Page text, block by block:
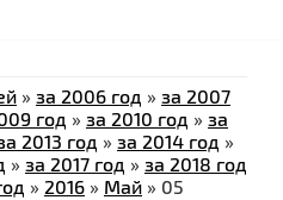
» за 2006 год » за 2007
год » за 2010 год » за
2013 год » за 2014 год »
» за 2017 год » за 2018 год
» 2016 » Май » 05